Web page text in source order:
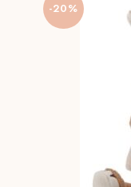
-20%